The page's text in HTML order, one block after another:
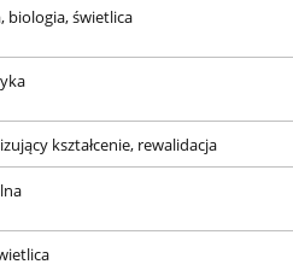
biologia, świetlica
kształcenie, rewalidacja